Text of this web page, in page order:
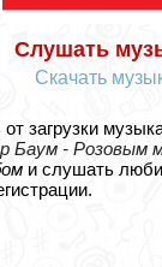
Слушать
Скачать
загрузки
Баум - Розовым
и слушать